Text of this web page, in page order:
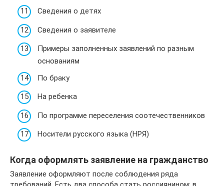
Сведения о детях
Сведения о заявителе
Примеры заполненных заявлений по разным
основаниям
По браку
На ребенка
По программе переселения соотечественников
Носители русского языка (НРЯ)
Когда оформлять заявление на гражданство
Заявление оформляют после соблюдения ряда